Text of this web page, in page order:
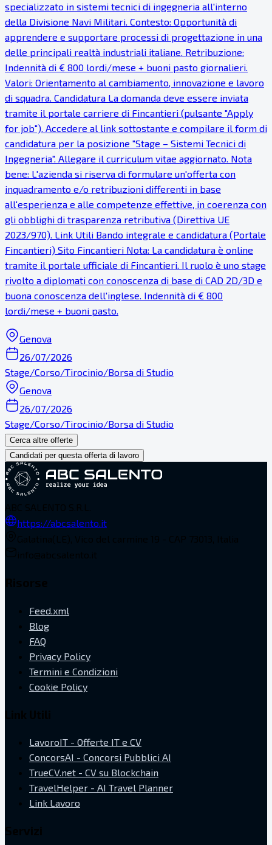
specializzato in sistemi tecnici di ingegneria all'interno
della Divisione Navi Militari. Contesto: Opportunità di
apprendere e supportare processi di progettazione in una
delle principali realtà industriali italiane. Retribuzione:
Indennità di € 800 lordi/mese + buoni pasto giornalieri.
Valori: Orientamento al cambiamento, innovazione e lavoro
di squadra. Candidatura La domanda deve essere inviata
tramite il portale carriere di Fincantieri (pulsante "Apply
for job"). Accedere al link sottostante e compilare il form di
candidatura per la posizione "Stage – Sistemi Tecnici di
Ingegneria". Allegare il curriculum vitae aggiornato. Nota
bene: L'azienda si riserva di formulare un'offerta con
inquadramento e/o retribuzioni differenti in base
all'esperienza e alle competenze effettive, in coerenza con
gli obblighi di trasparenza retributiva (Direttiva UE
2023/970). Link Utili Bando integrale e candidatura (Portale
Fincantieri) Sito Fincantieri Nota: La candidatura è online
tramite il portale ufficiale di Fincantieri. Il ruolo è uno stage
rivolto a diplomati con conoscenza di base di CAD 2D/3D e
buona conoscenza dell'inglese. Indennità di € 800
lordi/mese + buoni pasto.
Genova
26/07/2026
Stage/Corso/Tirocinio/Borsa di Studio
Genova
26/07/2026
Stage/Corso/Tirocinio/Borsa di Studio
Cerca altre offerte
Candidati per questa offerta di lavoro
https://abcsalento.it
Feed.xml
Blog
FAQ
Privacy Policy
Termini e Condizioni
Cookie Policy
LavoroIT - Offerte IT e CV
ConcorsAI - Concorsi Pubblici AI
TrueCV.net - CV su Blockchain
TravelHelper - AI Travel Planner
Link Lavoro